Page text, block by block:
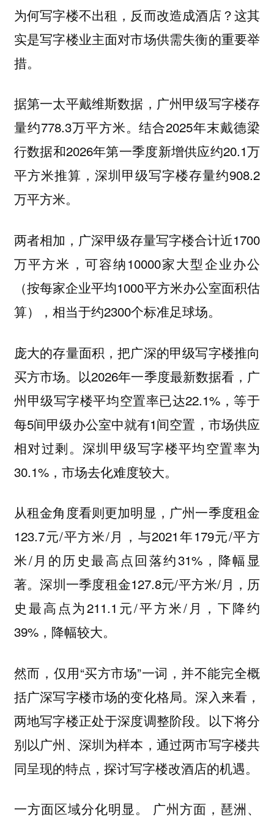
为何写字楼不出租，反而改造成酒店？这其
实是写字楼业主面对市场供需失衡的重要举
措。
据第一太平戴维斯数据，广州甲级写字楼存
量约778.3万平方米。结合2025年末戴德梁
行数据和2026年第一季度新增供应约20.1万
平方米推算，深圳甲级写字楼存量约908.2
万平方米。
两者相加，广深甲级存量写字楼合计近1700
万平方米，可容纳10000家大型企业办公
（按每家企业平均1000平方米办公室面积估
算），相当于约2300个标准足球场。
庞大的存量面积，把广深的甲级写字楼推向
买方市场。以2026年一季度最新数据看，广
州甲级写字楼平均空置率已达22.1%，等于
每5间甲级办公室中就有1间空置，市场供应
相对过剩。深圳甲级写字楼平均空置率为
30.1%，市场去化难度较大。
从租金角度看则更加明显，广州一季度租金
123.7元/平方米/月，与2021年179元/平方
米/月的历史最高点回落约31%，降幅显
著。深圳一季度租金127.8元/平方米/月，历
史最高点为211.1元/平方米/月，下降约
39%，降幅较大。
然而，仅用“买方市场”一词，并不能完全概
括广深写字楼市场的变化格局。深入来看，
两地写字楼正处于深度调整阶段。以下将分
别以广州、深圳为样本，通过两市写字楼共
同呈现的特点，探讨写字楼改酒店的机遇。
一方面区域分化明显。 广州方面，琶洲、